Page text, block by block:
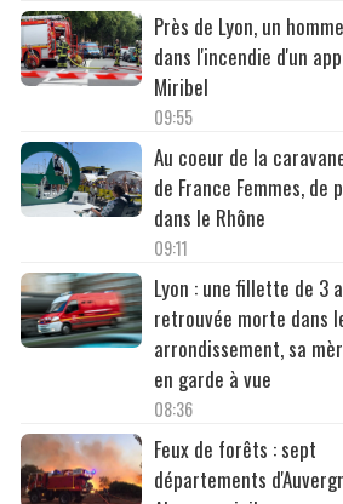
Près de Lyon, un
dans l'incendie d'un
Miribel
09:55
Au coeur de la
de France Femmes, de
dans le Rhône
09:11
Lyon : une fillette de 3
retrouvée morte dans
arrondissement, sa
en garde à vue
08:36
Feux de forêts : sept
départements